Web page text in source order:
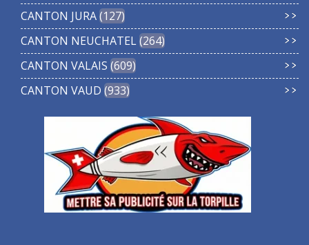
CANTON JURA 127
CANTON NEUCHATEL 264
CANTON VALAIS 609
CANTON VAUD 933